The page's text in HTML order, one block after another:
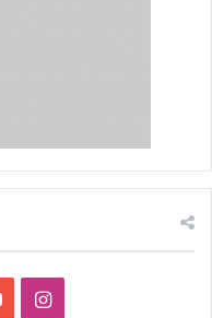
YouTubeInstagram